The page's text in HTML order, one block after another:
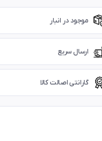
موجود در انبار
ارسال سریع
گارانتی اصالت کالا